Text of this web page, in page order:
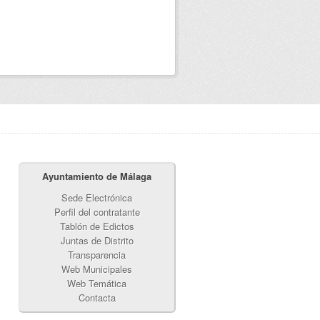
Ayuntamiento de Málaga
Sede Electrónica
Perfil del contratante
Tablón de Edictos
Juntas de Distrito
Transparencia
Web Municipales
Web Temática
Contacta